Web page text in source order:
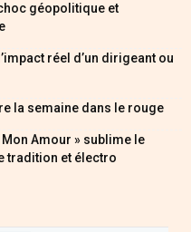
géopolitique et
réel d’un dirigeant ou
la semaine dans le rouge
Mon Amour » sublime le
tradition et électro